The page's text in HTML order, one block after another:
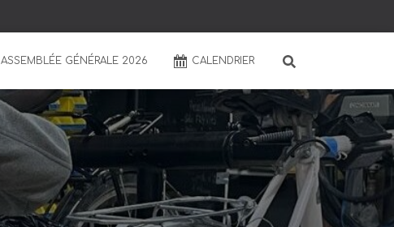
ASSEMBLÉE GÉNÉRALE 2026 CALENDRIER